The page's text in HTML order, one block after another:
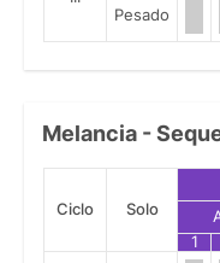
Pesado
Melancia -
Ciclo Solo
1